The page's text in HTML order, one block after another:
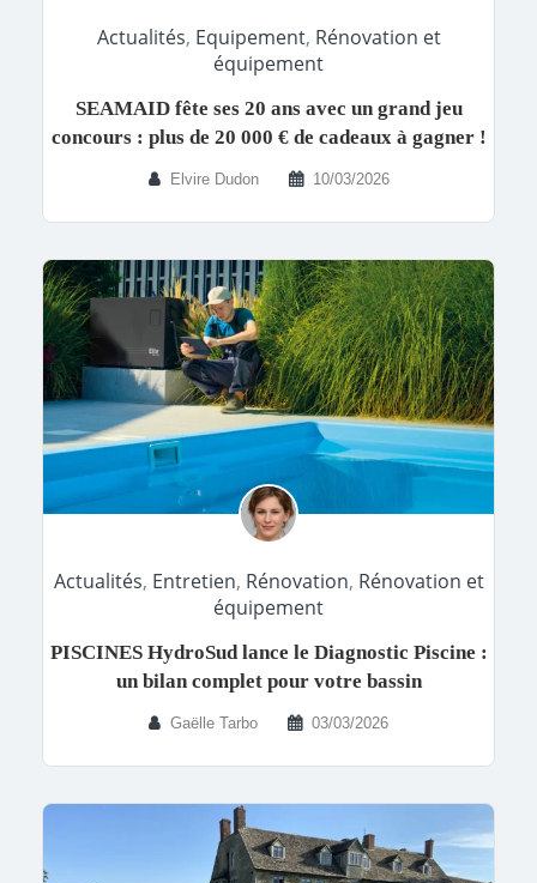
Actualités, Equipement, Rénovation et
équipement
SEAMAID fête ses 20 ans avec un grand jeu
concours : plus de 20 000 € de cadeaux à gagner !
Elvire Dudon 10/03/2026
Actualités, Entretien, Rénovation, Rénovation et
équipement
PISCINES HydroSud lance le Diagnostic Piscine :
un bilan complet pour votre bassin
Gaëlle Tarbo 03/03/2026